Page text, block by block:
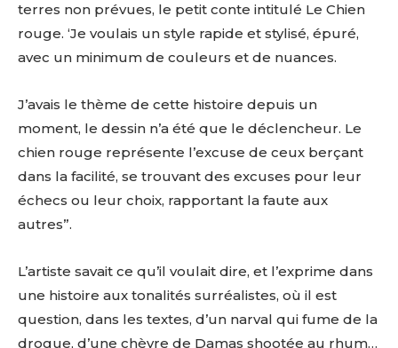
terres non prévues, le petit conte intitulé Le Chien
rouge. ‘Je voulais un style rapide et stylisé, épuré,
avec un minimum de couleurs et de nuances.
J’avais le thème de cette histoire depuis un
moment, le dessin n’a été que le déclencheur. Le
chien rouge représente l’excuse de ceux berçant
dans la facilité, se trouvant des excuses pour leur
échecs ou leur choix, rapportant la faute aux
autres”.
L’artiste savait ce qu’il voulait dire, et l’exprime dans
une histoire aux tonalités surréalistes, où il est
question, dans les textes, d’un narval qui fume de la
drogue, d’une chèvre de Damas shootée au rhum…